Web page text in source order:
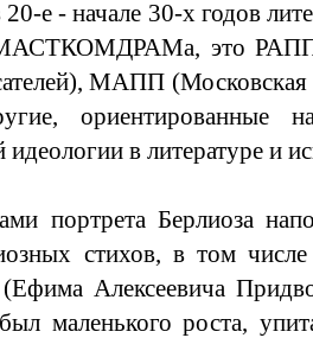
е - начале 30-х годов
это РАПП
МАПП (Московская
ориентированные
в литературе и
портрета Берлиоза
стихов, в том
Алексеевича
маленького роста,